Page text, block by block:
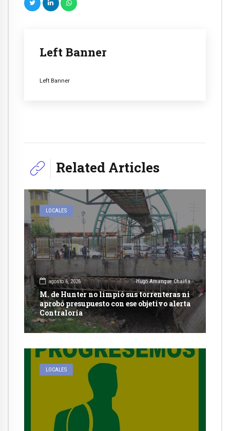
Left Banner
Left Banner
Related Articles
LOCALES
agosto 6, 2026 Hugo Amanque Chaiña
M. de Hunter no limpió sus torrenteras ni
aprobó presupuesto con ese objetivo alerta
Contraloría
LOCALES